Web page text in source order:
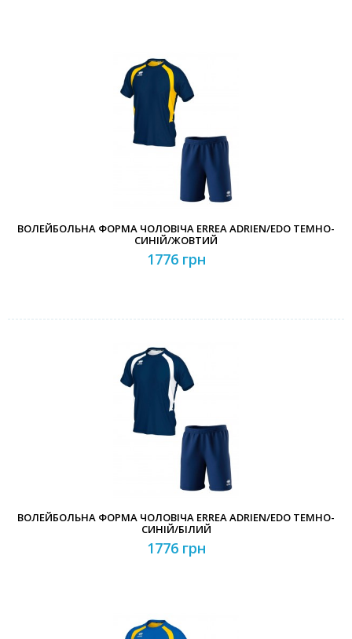
ВОЛЕЙБОЛЬНА ФОРМА ЧОЛОВІЧА ERREA ADRIEN/EDO ТЕМНО-
СИНІЙ/ЖОВТИЙ
1776 грн
ВОЛЕЙБОЛЬНА ФОРМА ЧОЛОВІЧА ERREA ADRIEN/EDO ТЕМНО-
СИНІЙ/БІЛИЙ
1776 грн